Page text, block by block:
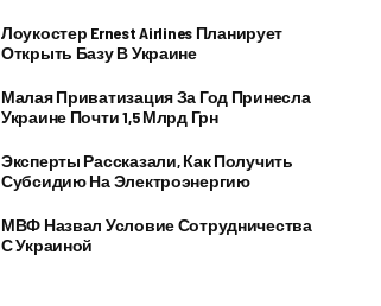
Лоукостер Ernest Airlines Планирует
Открыть Базу В Украине
Малая Приватизация За Год Принесла
Украине Почти 1,5 Млрд Грн
Эксперты Рассказали, Как Получить
Субсидию На Электроэнергию
МВФ Назвал Условие Сотрудничества
С Украиной